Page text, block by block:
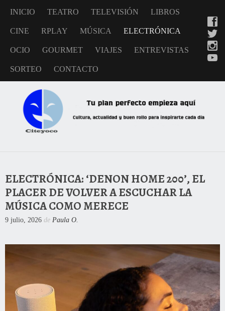
INICIO TEATRO TELEVISIÓN LIBROS
CINE RPLAY MÚSICA ELECTRÓNICA
OCIO GOURMET VIAJES ENTREVISTAS
SORTEO CONTACTO
ELECTRÓNICA: ‘DENON HOME 200’, EL
PLACER DE VOLVER A ESCUCHAR LA
MÚSICA COMO MERECE
9 julio, 2026 de Paula O.